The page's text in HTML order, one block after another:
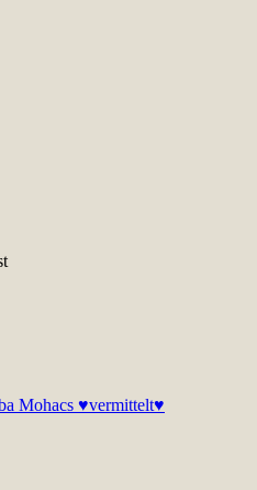
Mohacs ♥vermittelt♥